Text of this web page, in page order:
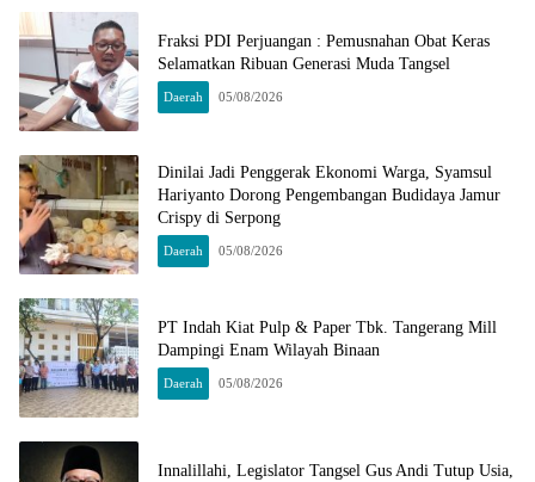
Fraksi PDI Perjuangan : Pemusnahan Obat Keras
Selamatkan Ribuan Generasi Muda Tangsel
Daerah 05/08/2026
Dinilai Jadi Penggerak Ekonomi Warga, Syamsul
Hariyanto Dorong Pengembangan Budidaya Jamur
Crispy di Serpong
Daerah 05/08/2026
PT Indah Kiat Pulp & Paper Tbk. Tangerang Mill
Dampingi Enam Wilayah Binaan
Daerah 05/08/2026
Innalillahi, Legislator Tangsel Gus Andi Tutup Usia,